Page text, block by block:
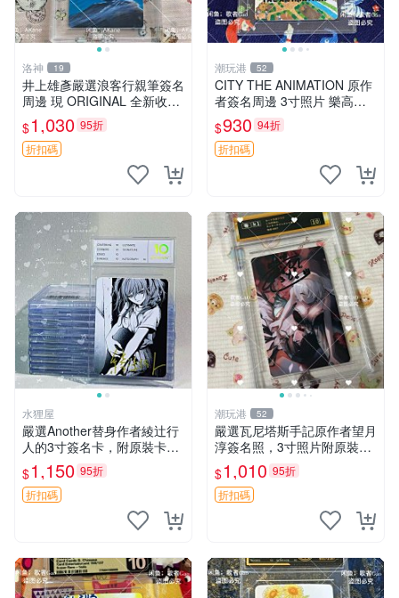
洛神 19
井上雄彥嚴選浪客行親筆簽名
周邊 現 ORIGINAL 全新收藏
相框附卡磚 尺寸適中 浪客行
筆 記念照
$1,030 95折
折扣碼
潮玩港 52
CITY THE ANIMATION 原作
者簽名周邊 3寸照片 樂高卡
磚 自製限量版 nichijou city th
e animation 簽名照 卡
$930 94折
折扣碼
水狸屋
嚴選Another替身作者綾辻行
人的3寸簽名卡，附原裝卡
磚。國內直郵快速到貨。 An
other 替身 綾辻行人 簽名卡
周邊
$1,150 95折
折扣碼
潮玩港 52
嚴選瓦尼塔斯手記原作者望月
淳簽名照，3寸照片附原裝卡
磚。 簽名保真收藏相框裝裱
隨行發送 照片 簽名周邊 望月
淳
$1,010 95折
折扣碼